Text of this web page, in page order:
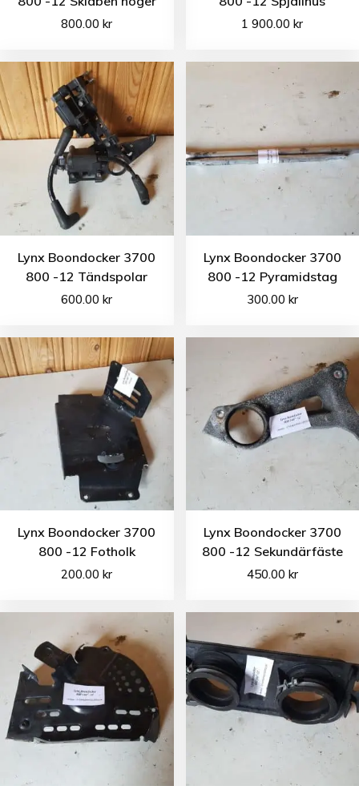
800.00kr 1 900.00kr
Lynx Boondocker 3700
800 -12 Tändspolar
600.00kr
Lynx Boondocker 3700
800 -12 Pyramidstag
300.00 kr
Lynx Boondocker 3700
800 -12 Fotholk
200.00kr
Lynx Boondocker 3700
800 -12 Sekundärfäste
450.00 kr